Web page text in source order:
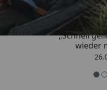
„Schnell
wieder